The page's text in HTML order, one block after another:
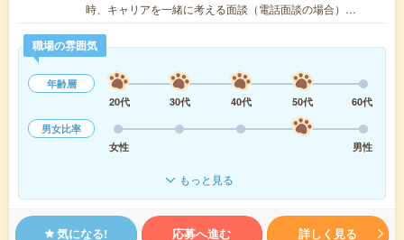
時、キャリアを一緒に考える面談（電話面談の場合）…
職場の雰囲気
年齢層
20代
30代 40代 50代
60代
男女比率
女性
男性
もっと見る
気になる! 応募へ進む 詳しく見る